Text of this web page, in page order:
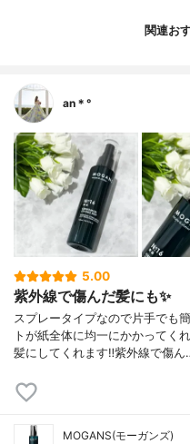
関連お
an＊°
5.00
紫外線で傷んだ髪にも✨
スプレータイプなので片手でも
トが紙全体に均一にかかってく
髪にしてくれます‼︎紫外線で傷ん
MOGANS(モーガンズ)